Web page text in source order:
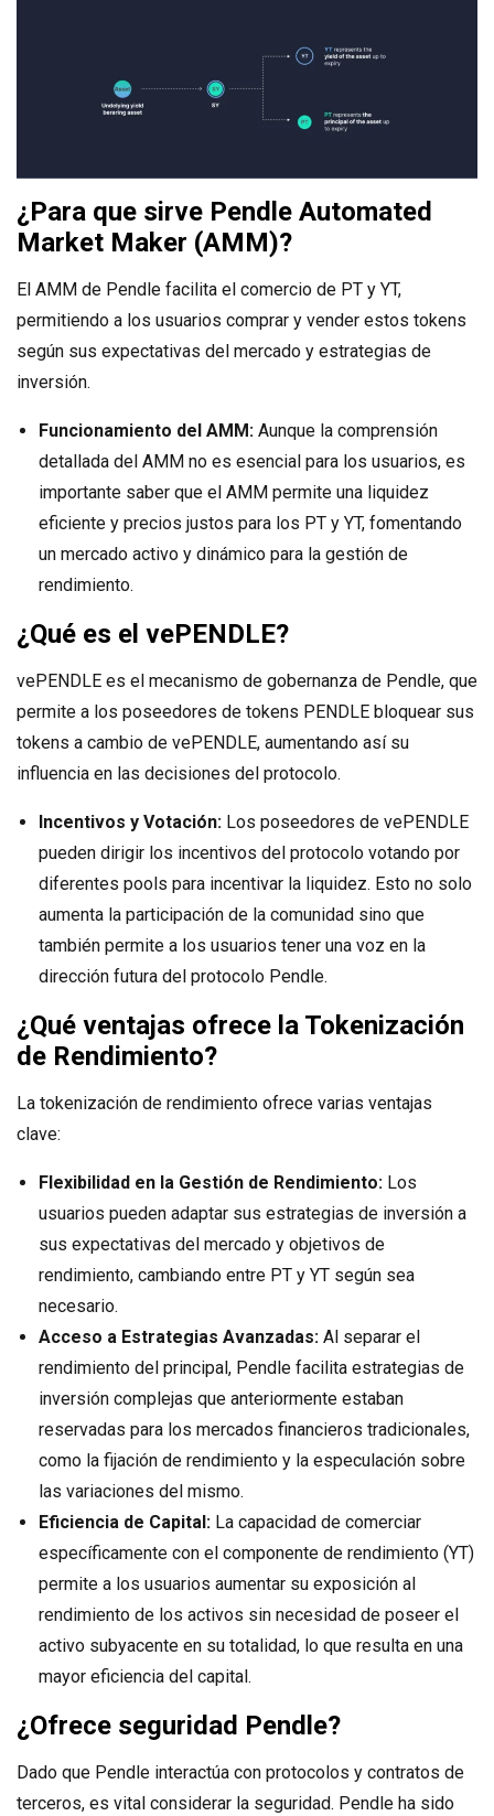
¿Para que sirve Pendle Automated
Market Maker (AMM)?
El AMM de Pendle facilita el comercio de PT y YT,
permitiendo a los usuarios comprar y vender estos tokens
según sus expectativas del mercado y estrategias de
inversión.
Funcionamiento del AMM: Aunque la comprensión
detallada del AMM no es esencial para los usuarios, es
importante saber que el AMM permite una liquidez
eficiente y precios justos para los PT y YT, fomentando
un mercado activo y dinámico para la gestión de
rendimiento.
¿Qué es el vePENDLE?
vePENDLE es el mecanismo de gobernanza de Pendle, que
permite a los poseedores de tokens PENDLE bloquear sus
tokens a cambio de vePENDLE, aumentando así su
influencia en las decisiones del protocolo.
Incentivos y Votación: Los poseedores de vePENDLE
pueden dirigir los incentivos del protocolo votando por
diferentes pools para incentivar la liquidez. Esto no solo
aumenta la participación de la comunidad sino que
también permite a los usuarios tener una voz en la
dirección futura del protocolo Pendle.
¿Qué ventajas ofrece la Tokenización
de Rendimiento?
La tokenización de rendimiento ofrece varias ventajas
clave:
Flexibilidad en la Gestión de Rendimiento: Los
usuarios pueden adaptar sus estrategias de inversión a
sus expectativas del mercado y objetivos de
rendimiento, cambiando entre PT y YT según sea
necesario.
Acceso a Estrategias Avanzadas: Al separar el
rendimiento del principal, Pendle facilita estrategias de
inversión complejas que anteriormente estaban
reservadas para los mercados financieros tradicionales,
como la fijación de rendimiento y la especulación sobre
las variaciones del mismo.
Eficiencia de Capital: La capacidad de comerciar
específicamente con el componente de rendimiento (YT)
permite a los usuarios aumentar su exposición al
rendimiento de los activos sin necesidad de poseer el
activo subyacente en su totalidad, lo que resulta en una
mayor eficiencia del capital.
¿Ofrece seguridad Pendle?
Dado que Pendle interactúa con protocolos y contratos de
terceros, es vital considerar la seguridad. Pendle ha sido